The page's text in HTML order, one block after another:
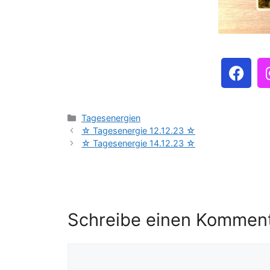
Tagesenergien
☆ Tagesenergie 12.12.23 ☆
☆ Tagesenergie 14.12.23 ☆
Schreibe einen